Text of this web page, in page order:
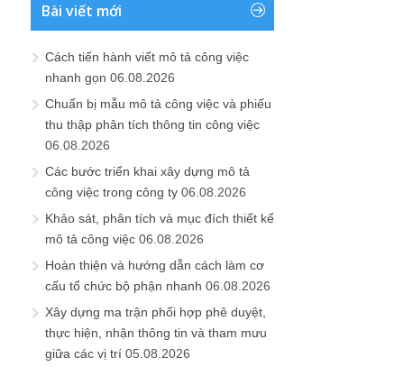
Bài viết mới
Cách tiến hành viết mô tả công việc
nhanh gọn 06.08.2026
Chuẩn bị mẫu mô tả công việc và phiếu
thu thập phân tích thông tin công việc
06.08.2026
Các bước triển khai xây dựng mô tả
công việc trong công ty 06.08.2026
Khảo sát, phân tích và mục đích thiết kế
mô tả công việc 06.08.2026
Hoàn thiện và hướng dẫn cách làm cơ
cấu tổ chức bộ phận nhanh 06.08.2026
Xây dựng ma trận phối hợp phê duyệt,
thực hiện, nhận thông tin và tham mưu
giữa các vị trí 05.08.2026